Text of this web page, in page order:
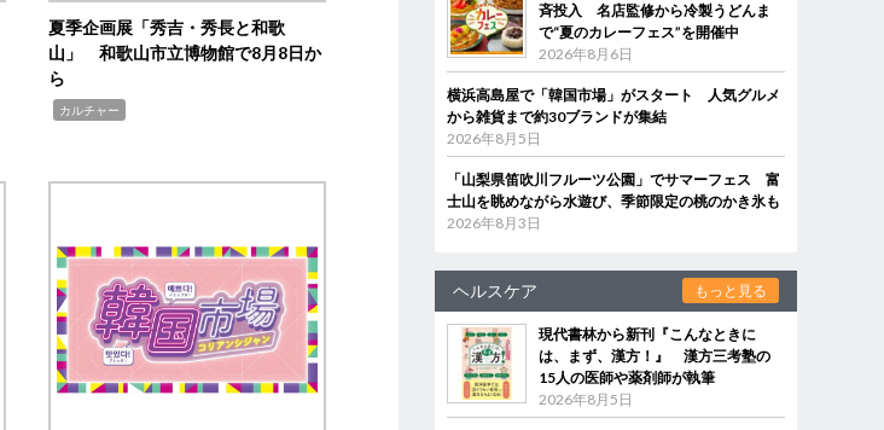
夏季企画展「秀吉・秀長と和歌
山」 和歌山市立博物館で8月8日か
ら
カルチャー
斉投入 名店監修から冷製うどんま
で“夏のカレーフェス”を開催中
2026年8月6日
横浜高島屋で「韓国市場」がスタート 人気グルメ
から雑貨まで約30ブランドが集結
2026年8月5日
「山梨県笛吹川フルーツ公園」でサマーフェス 富
士山を眺めながら水遊び、季節限定の桃のかき氷も
2026年8月3日
ヘルスケア もっと見る
現代書林から新刊『こんなときに
は、まず、漢方！』 漢方三考塾の
15人の医師や薬剤師が執筆
2026年8月5日